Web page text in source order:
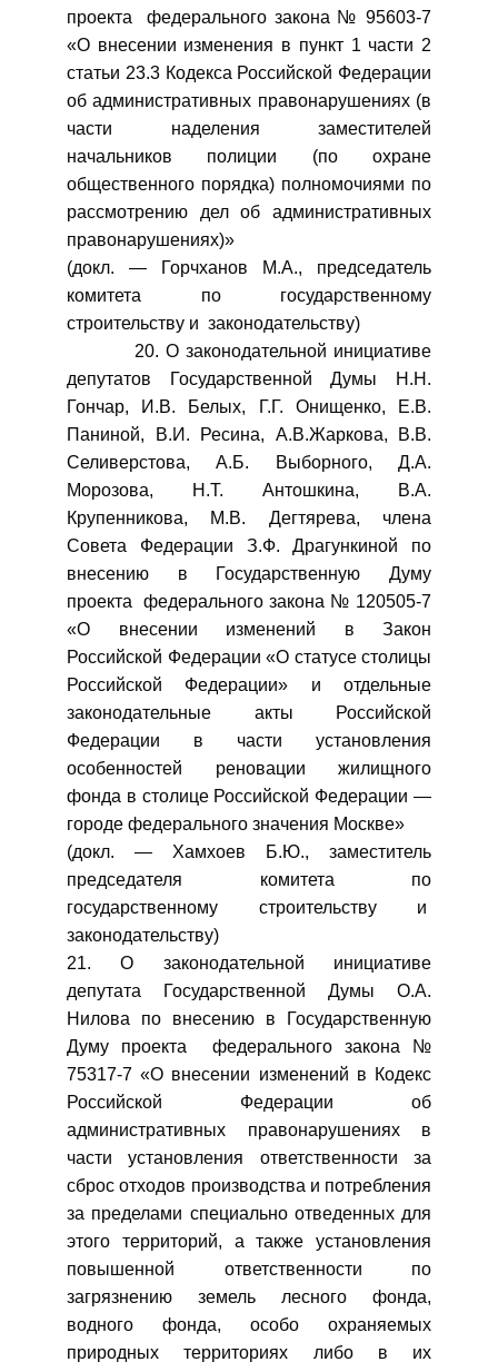
проекта федерального закона № 95603-7
«О внесении изменения в пункт 1 части 2
статьи 23.3 Кодекса Российской Федерации
об административных правонарушениях (в
части наделения заместителей
начальников полиции (по охране
общественного порядка) полномочиями по
рассмотрению дел об административных
правонарушениях)»
(докл. — Горчханов М.А., председатель
комитета по государственному
строительству и законодательству)
20. О законодательной инициативе
депутатов Государственной Думы Н.Н.
Гончар, И.В. Белых, Г.Г. Онищенко, Е.В.
Паниной, В.И. Ресина, А.В.Жаркова, В.В.
Селиверстова, А.Б. Выборного, Д.А.
Морозова, Н.Т. Антошкина, В.А.
Крупенникова, М.В. Дегтярева, члена
Совета Федерации З.Ф. Драгункиной по
внесению в Государственную Думу
проекта федерального закона № 120505-7
«О внесении изменений в Закон
Российской Федерации «О статусе столицы
Российской Федерации» и отдельные
законодательные акты Российской
Федерации в части установления
особенностей реновации жилищного
фонда в столице Российской Федерации —
городе федерального значения Москве»
(докл. — Хамхоев Б.Ю., заместитель
председателя комитета по
государственному строительству и
законодательству)
21. О законодательной инициативе
депутата Государственной Думы О.А.
Нилова по внесению в Государственную
Думу проекта федерального закона №
75317-7 «О внесении изменений в Кодекс
Российской Федерации об
административных правонарушениях в
части установления ответственности за
сброс отходов производства и потребления
за пределами специально отведенных для
этого территорий, а также установления
повышенной ответственности по
загрязнению земель лесного фонда,
водного фонда, особо охраняемых
природных территориях либо в их